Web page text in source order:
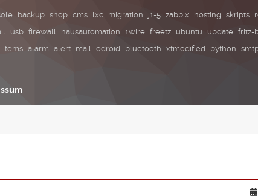
backup shop cms lxc migration j1-5 zabbix hosting skripts
usb firewall hausautomation 1wire freetz ubuntu update fritz-
items alarm alert mail odroid bluetooth xtmodified python